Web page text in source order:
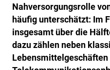
Nahversorgungsrolle
häufig unterschätzt: Im
insgesamt über die
dazu zählen neben
Lebensmittelgeschäften